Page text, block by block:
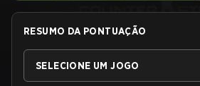
RESUMO DA PONTUAÇÃO
SELECIONE UM JOGO